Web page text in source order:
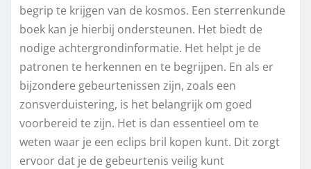
begrip te krijgen van de kosmos. Een sterrenkunde
boek kan je hierbij ondersteunen. Het biedt de
nodige achtergrondinformatie. Het helpt je de
patronen te herkennen en te begrijpen. En als er
bijzondere gebeurtenissen zijn, zoals een
zonsverduistering, is het belangrijk om goed
voorbereid te zijn. Het is dan essentieel om te
weten waar je een eclips bril kopen kunt. Dit zorgt
ervoor dat je de gebeurtenis veilig kunt